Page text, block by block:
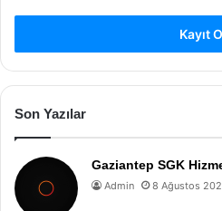
Kayıt
Son Yazılar
Gaziantep SGK
Admin 8 Ağustos